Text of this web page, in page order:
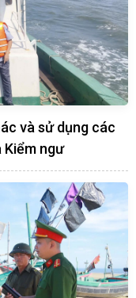
và sử dụng các
Kiểm ngư